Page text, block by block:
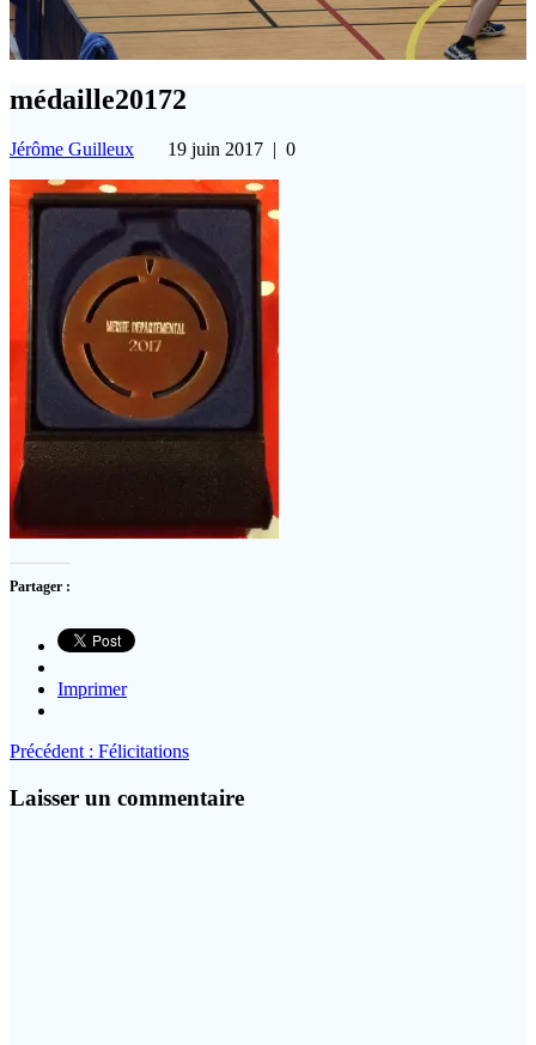
médaille20172
Jérôme Guilleux 19 juin 2017 | 0
Partager :
Imprimer
Navigation
de
Précédent : Article
:
Félicitations
Laisser un commentaire